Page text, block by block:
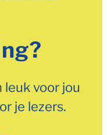
leuk voor jou
je lezers.